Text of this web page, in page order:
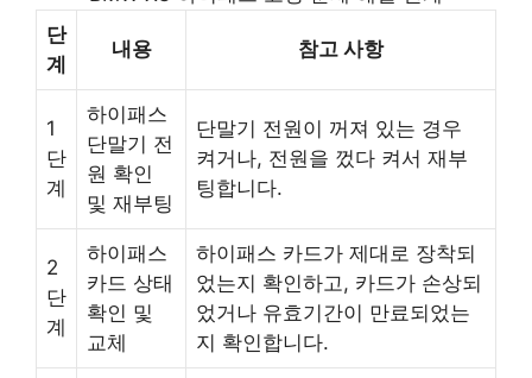
단
계
내용 참고 사항
1
단
계
하이패스
단말기 전
원 확인
및 재부팅
단말기 전원이 꺼져 있는 경우
켜거나, 전원을 껐다 켜서 재부
팅합니다.
2
단
계
하이패스
카드 상태
확인 및
교체
하이패스 카드가 제대로 장착되
었는지 확인하고, 카드가 손상되
었거나 유효기간이 만료되었는
지 확인합니다.